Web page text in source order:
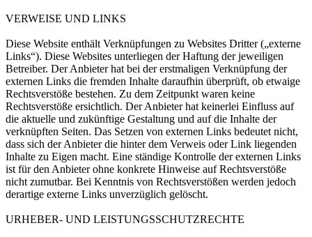
VERWEISE UND LINKS
Diese Website enthält Verknüpfungen zu Websites Dritter („externe
Links“). Diese Websites unterliegen der Haftung der jeweiligen
Betreiber. Der Anbieter hat bei der erstmaligen Verknüpfung der
externen Links die fremden Inhalte daraufhin überprüft, ob etwaige
Rechtsverstöße bestehen. Zu dem Zeitpunkt waren keine
Rechtsverstöße ersichtlich. Der Anbieter hat keinerlei Einfluss auf
die aktuelle und zukünftige Gestaltung und auf die Inhalte der
verknüpften Seiten. Das Setzen von externen Links bedeutet nicht,
dass sich der Anbieter die hinter dem Verweis oder Link liegenden
Inhalte zu Eigen macht. Eine ständige Kontrolle der externen Links
ist für den Anbieter ohne konkrete Hinweise auf Rechtsverstöße
nicht zumutbar. Bei Kenntnis von Rechtsverstößen werden jedoch
derartige externe Links unverzüglich gelöscht.
URHEBER- UND LEISTUNGSSCHUTZRECHTE